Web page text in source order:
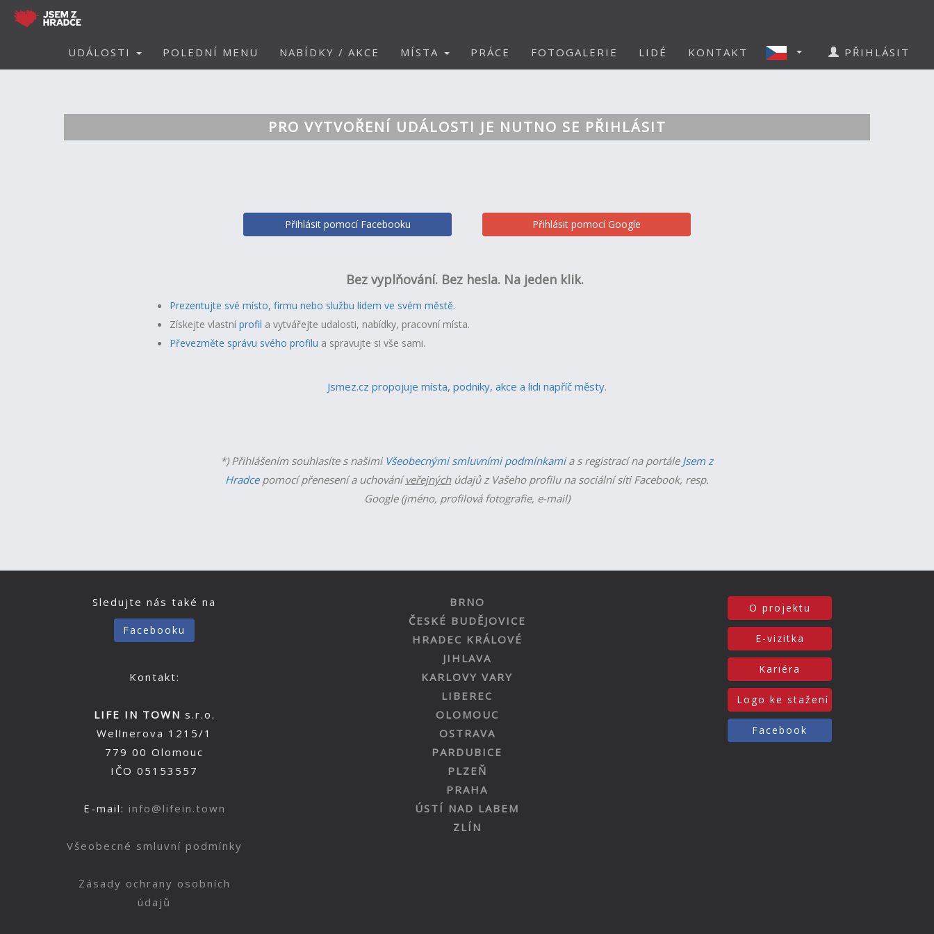
UDÁLOSTI POLEDNÍ MENU NABÍDKY / AKCE MÍSTA PRÁCE FOTOGALERIE LIDÉ KONTAKT PŘIHLÁSIT
PRO VYTVOŘENÍ UDÁLOSTI JE NUTNO SE PŘIHLÁSIT
Přihlásit pomocí Facebooku Přihlásit pomocí Google
Bez vyplňování. Bez hesla. Na jeden klik.
Prezentujte své místo, firmu nebo službu lidem ve svém městě.
Získejte vlastní profil a vytvářejte udalosti, nabídky, pracovní místa.
Převezměte správu svého profilu a spravujte si vše sami.
Jsmez.cz propojuje místa, podniky, akce a lidi napříč městy.
*) Přihlášením souhlasíte s našimi Všeobecnými smluvními podmínkamia s registrací na portále Jsem z
Hradcepomocí přenesení a uchováníveřejnýchúdajů z Vašeho profilu na sociální síti Facebook, resp.
Google (jméno, profilová fotografie, e-mail)
Sledujte nás také na
Facebooku
Kontakt:
LIFE IN TOWN s.r.o.
Wellnerova 1215/1
779 00 Olomouc
IČO 05153557
E-mail: info@lifein.town
Všeobecné smluvní podmínky
Zásady ochrany osobních
údajů
BRNO
ČESKÉ BUDĚJOVICE
HRADEC KRÁLOVÉ
JIHLAVA
KARLOVY VARY
LIBEREC
OLOMOUC
OSTRAVA
PARDUBICE
PLZEŇ
PRAHA
ÚSTÍ NAD LABEM
ZLÍN
O projektu
E-vizitka
Kariéra
Logo ke stažení
Facebook